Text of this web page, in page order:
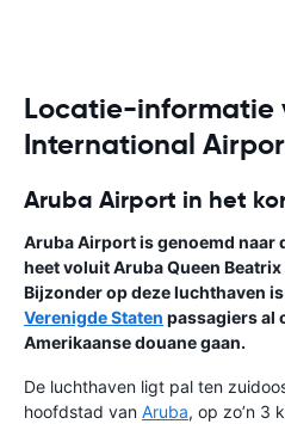
Locatie-informatie
International
Aruba Airport in het
Aruba Airport is genoemd naar
heet voluit Aruba Queen
Bijzonder op deze luchthaven
Verenigde Staten passagiers al
Amerikaanse douane gaan.
De luchthaven ligt pal ten
hoofdstad van Aruba, op zo’n 3